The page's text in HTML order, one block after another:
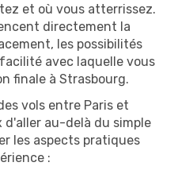
et où vous atterrissez.
directement la
les possibilités
avec laquelle vous
finale à Strasbourg.
vols entre Paris et
au-delà du simple
les aspects pratiques
: